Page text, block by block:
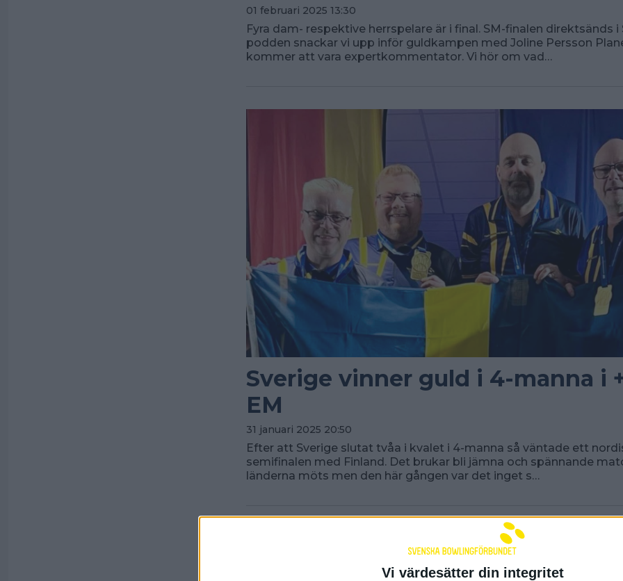
Vi värdesätter din integritet
01 februari 2025 13:30
Fyra dam- respektive herrspelare är i final. SM-finalen direktsänds i
podden snackar vi upp inför guldkampen med Joline Persson
kommer att vara expertkommentator. Vi hör om vad…
Sverige vinner guld i 4-manna i
EM
31 januari 2025 20:50
Efter att Sverige slutat tvåa i kvalet i 4-manna så väntade ett
semifinalen med Finland. Det brukar bli jämna och spännande
länderna möts men den här gången var det inget s…